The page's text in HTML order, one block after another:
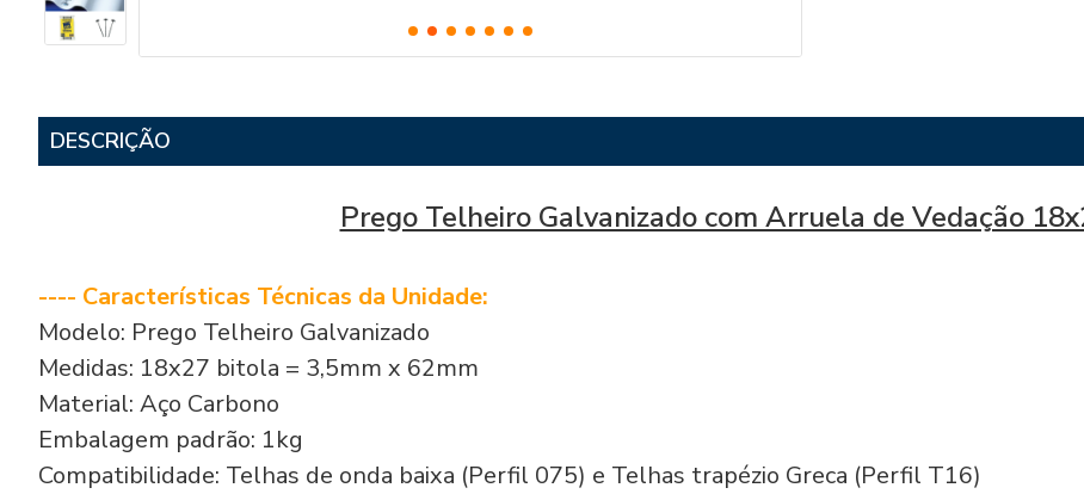
DESCRIÇÃO
Prego Telheiro Galvanizado com Arruela de Vedação
---- Características Técnicas da Unidade:
Modelo: Prego Telheiro Galvanizado
Medidas: 18x27 bitola = 3,5mm x 62mm
Material: Aço Carbono
Embalagem padrão: 1kg
Compatibilidade: Telhas de onda baixa (Perfil 075) e Telhas trapézio Greca (Perfil T16)